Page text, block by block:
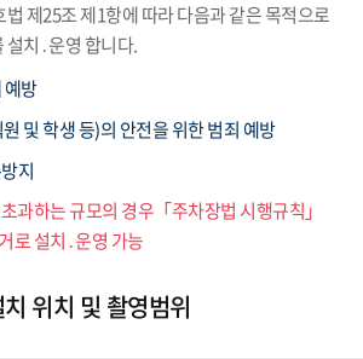
제25조 제1항에 따라 다음과 같은 목적으로
치․운영 합니다.
예방
및 학생 등)의 안전을 위한 범죄 예방
지
과하는 규모의 경우「주차장법 시행규칙」
로 설치․운영 가능
위치 및 촬영범위